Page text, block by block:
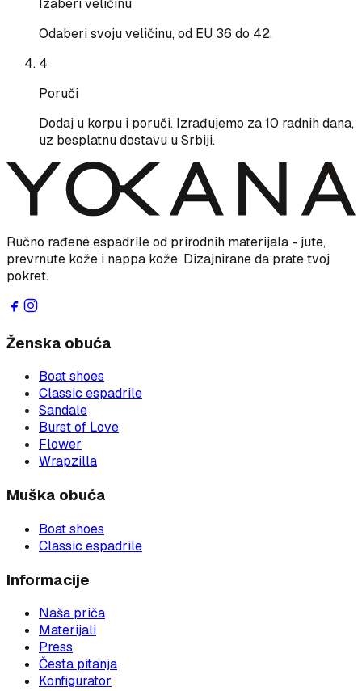
Odaberi svoju veličinu, od EU 36 do 42.
4
Poruči
Dodaj u korpu i poruči. Izrađujemo za 10 radnih dana,
uz besplatnu dostavu u Srbiji.
Ručno rađene espadrile od prirodnih materijala - jute,
prevrnute kože i nappa kože. Dizajnirane da prate tvoj
pokret.
Ženska obuća
Boat shoes
Classic espadrile
Sandale
Burst of Love
Flower
Wrapzilla
Muška obuća
Boat shoes
Classic espadrile
Informacije
Naša priča
Materijali
Press
Česta pitanja
Konfigurator